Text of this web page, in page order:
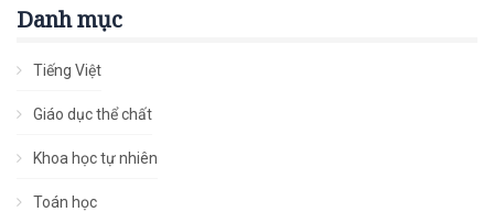
Danh mục
Tiếng Việt
Giáo dục thể chất
Khoa học tự nhiên
Toán học